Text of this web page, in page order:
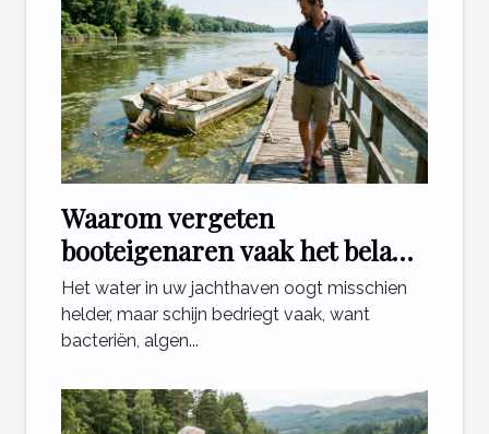
Waarom vergeten
booteigenaren vaak het belang
van waterkwaliteit?
Het water in uw jachthaven oogt misschien
helder, maar schijn bedriegt vaak, want
bacteriën, algen...